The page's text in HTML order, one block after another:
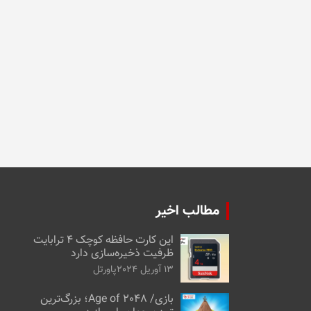
مطالب اخیر
این کارت حافظه کوچک ۴ ترابایت
ظرفیت ذخیره‌سازی دارد
13 آوریل 2024 پاورتل
بازی/ Age of 2048؛ بزرگ‌ترین